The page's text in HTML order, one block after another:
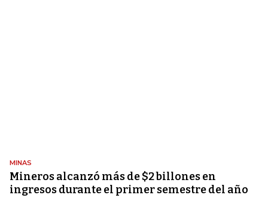
MINAS
Mineros alcanzó más de $2 billones en
ingresos durante el primer semestre del año